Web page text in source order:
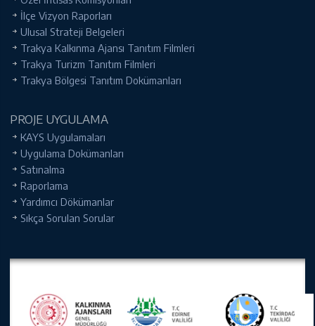
İlçe Vizyon Raporları
Ulusal Strateji Belgeleri
Trakya Kalkınma Ajansı Tanıtım Filmleri
Trakya Turizm Tanıtım Filmleri
Trakya Bölgesi Tanıtım Dokümanları
PROJE UYGULAMA
KAYS Uygulamaları
Uygulama Dokümanları
Satınalma
Raporlama
Yardımcı Dökümanlar
Sıkça Sorulan Sorular